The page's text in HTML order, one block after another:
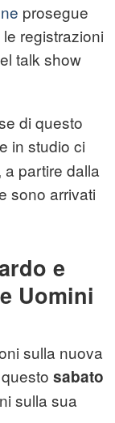
prosegue
registrazioni
talk show
di questo
in studio ci
partire dalla
sono arrivati
e
Uomini
sulla nuova
sabato
sulla sua